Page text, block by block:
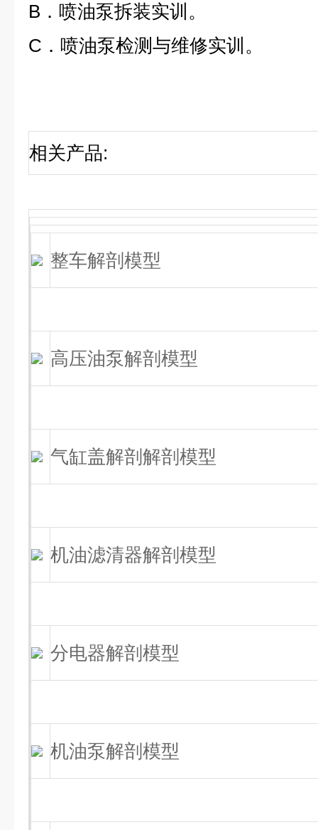
B．喷油泵拆装实训。
C．喷油泵检测与维修实训。
相关产品:
整车解剖模型
高压油泵解剖模型
气缸盖解剖解剖模型
机油滤清器解剖模型
分电器解剖模型
机油泵解剖模型